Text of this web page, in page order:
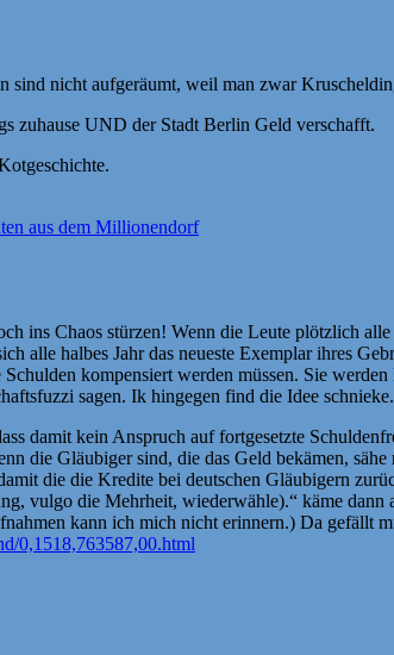
sind nicht aufgeräumt, weil man zwar
zuhause UND der Stadt Berlin Geld verschafft.
aus dem Millionendorf
ins Chaos stürzen! Wenn die Leute plötzlich
alle halbes Jahr das neueste Exemplar ihres
kompensiert werden müssen. Sie
sagen. Ik hingegen find die Idee schnieke.
damit kein Anspruch auf fortgesetzte
die Gläubiger sind, die das Geld bekämen,
die die Kredite bei deutschen Gläubigern
vulgo die Mehrheit, wiederwähle).“ käme dann
kann ich mich nicht erinnern.) Da gefällt
0,1518,763587,00.html